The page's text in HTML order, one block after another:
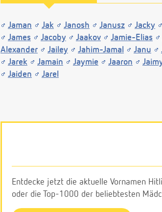
Jaman Jak Janosh Janusz Jacky
James
Jacoby Jaakov Jamie-Elias
Alexander
Jailey Jahim-Jamal Janu
Jarek
Jamain Jaymie Jaaron
Jaiden
Jarel
Entdecke jetzt die aktuelle Vornamen
oder die Top-1000 der beliebtesten